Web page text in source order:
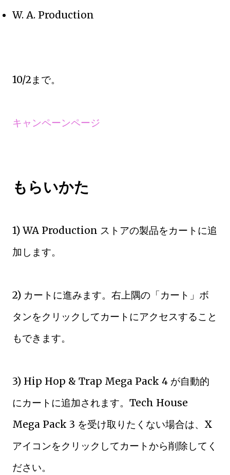
W. A. Production
10/2まで。
キャンペーンページ
もらいかた
1) WA Production ストアの製品をカートに追
加します。
2) カートに進みます。右上隅の「カート」ボ
タンをクリックしてカートにアクセスすること
もできます。
3) Hip Hop & Trap Mega Pack 4 が自動的
にカートに追加されます。Tech House
Mega Pack 3 を受け取りたくない場合は、X
アイコンをクリックしてカートから削除してく
ださい。